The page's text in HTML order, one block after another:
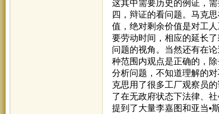
这其中需要历史的例证，
四，辩证的看问题。马克
值，绝对剩余价值是对工
要劳动时间，相应的延长
问题的视角。当然还有在
种范围内观点是正确的，
分析问题，不知道理解的
克思用了很多工厂观察员
了在无政府状态下法律、
提到了大量李嘉图和亚当•